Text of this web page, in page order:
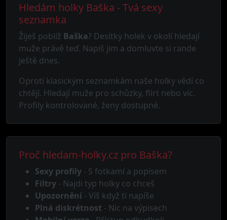
Hledám holky Baška - Tvá sexy
seznamka
Žiješ poblíž Baška? Desítky holek v okolí hledají
muže právě teď. Napiš jim a domluvte si rande
ještě dnes.
Oproti klasickým seznamkám naše holky vědí co
chtějí. Hledají muže pro schůzky, flirt nebo víc.
Profily kontrolované, ženy dostupné.
Proč hledam-holky.cz pro Baška?
Sexy profily - S fotkami a popisem
Filtry - Najdi typ holky co chceš
Upozornění - Víš když ti napíše
Plná diskrétnost - Nic na výpisech